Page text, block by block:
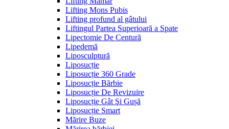
Lifting Mons Pubis
Lifting profund al gâtului
Liftingul Partea Superioară a Spate
Lipectomie De Centură
Lipedemă
Liposculptură
Liposucție
Liposucție 360 Grade
Liposucție Bărbie
Liposucție De Revizuire
Liposucție Gât Şi Gușă
Liposucție Smart
Mărire Buze